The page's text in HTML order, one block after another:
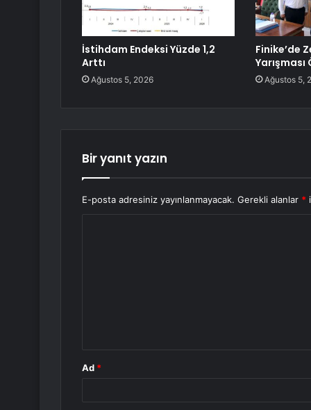
İstihdam Endeksi Yüzde 1,2
Arttı
Ağustos 5, 2026
Finike’de
Ağustos 5,
Bir yanıt yazın
E-posta adresiniz yayınlanmayacak. Gerekli alanlar *
Ad *